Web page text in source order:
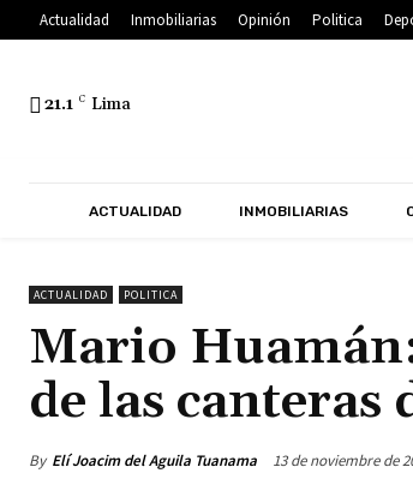
Actualidad Inmobiliarias Opinión Politica
21.1 C Lima
ACTUALIDAD INMOBILIARIAS
ACTUALIDAD POLITICA
Mario
de las
By Elí Joacim del Aguila Tuanama 13 de noviembre de